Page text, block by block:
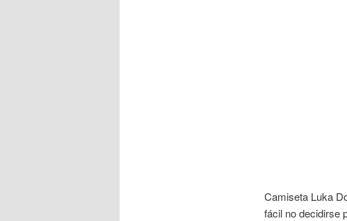
Camiseta Luka
fácil no decidirse